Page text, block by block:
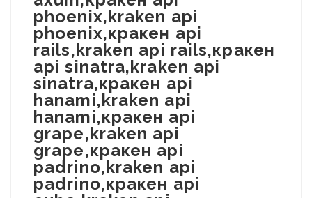
phoenix,kraken api
phoenix,кракен api
rails,kraken api rails,кракен
api sinatra,kraken api
sinatra,кракен api
hanami,kraken api
hanami,кракен api
grape,kraken api
grape,кракен api
padrino,kraken api
padrino,кракен api